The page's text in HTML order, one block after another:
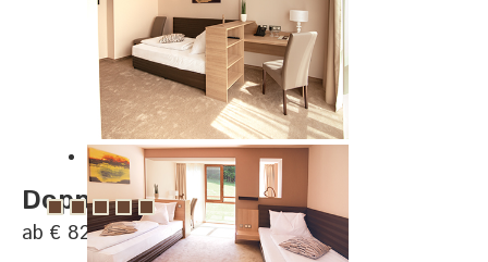
Doppelzimmer Twin
ab € 82, pro Person